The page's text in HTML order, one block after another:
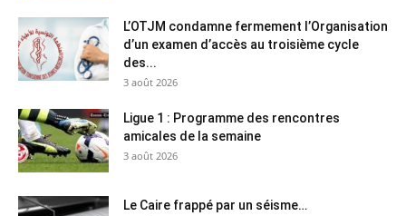
L’OTJM condamne fermement l’Organisation
d’un examen d’accès au troisième cycle
des...
3 août 2026
Ligue 1 : Programme des rencontres
amicales de la semaine
3 août 2026
Le Caire frappé par un séisme…